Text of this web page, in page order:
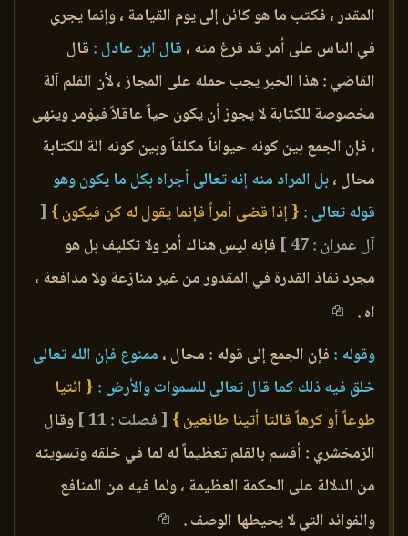
المقدر ، فكتب ما هو كائن إلى يوم القيامة ، وإنما يجري
في الناس على أمر قد فرغ منه ، قال ابن عادل : قال
القاضي : هذا الخبر يجب حمله على المجاز ، لأن القلم آلة
مخصوصة للكتابة لا يجوز أن يكون حياً عاقلاً فيؤمر وينهى
، فإن الجمع بين كونه حيواناً مكلفاً وبين كونه آلة للكتابة
محال ،بل المراد منه إنه تعالى أجراه بكل ما يكون وهو
قوله تعالى : { إذا قضى أمراً فإنما يقول له كن فيكون } [
آل عمران : 47 ]
فإنه ليس هناك أمر ولا تكليف بل هو
مجرد نفاذ القدرة في المقدور من غير منازعة ولا مدافعة ،
اه .
وقوله : فإن الجمع إلى قوله : محال ، ممنوع فإن الله تعالى
خلق فيه ذلك كما قال تعالى للسموات والأرض : { ائتيا
طوعاً أو كرهاً قالتا أتينا طائعين } [ فصلت : 11 ]
وقال
الزمخشري : أقسم بالقلم تعظيماً له لما في خلقه وتسويته
من الدلالة على الحكمة العظيمة ، ولما فيه من المنافع
والفوائد التي لا يحيطها الوصف .